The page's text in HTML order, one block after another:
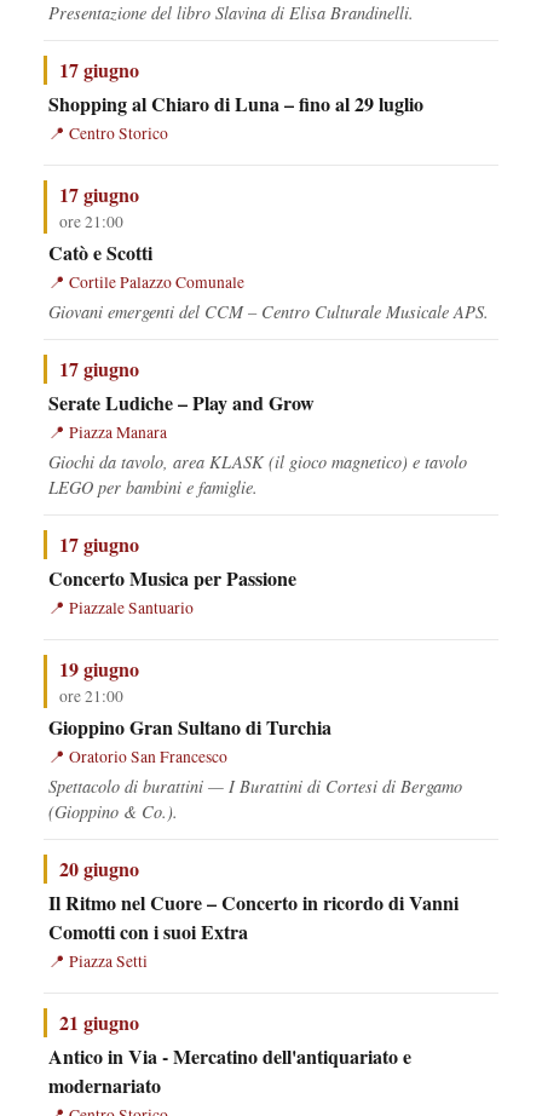
Presentazione del libro Slavina di Elisa Brandinelli.
17 giugno
Shopping al Chiaro di Luna – fino al 29 luglio
Centro Storico
17 giugno
ore 21:00
Catò e Scotti
Cortile Palazzo Comunale
Giovani emergenti del CCM – Centro Culturale Musicale APS.
17 giugno
Serate Ludiche – Play and Grow
Piazza Manara
Giochi da tavolo, area KLASK (il gioco magnetico) e tavolo
LEGO per bambini e famiglie.
17 giugno
Concerto Musica per Passione
Piazzale Santuario
19 giugno
ore 21:00
Gioppino Gran Sultano di Turchia
Oratorio San Francesco
Spettacolo di burattini — I Burattini di Cortesi di Bergamo
(Gioppino & Co.).
20 giugno
Il Ritmo nel Cuore – Concerto in ricordo di Vanni
Comotti con i suoi Extra
Piazza Setti
21 giugno
Antico in Via - Mercatino dell'antiquariato e
modernariato